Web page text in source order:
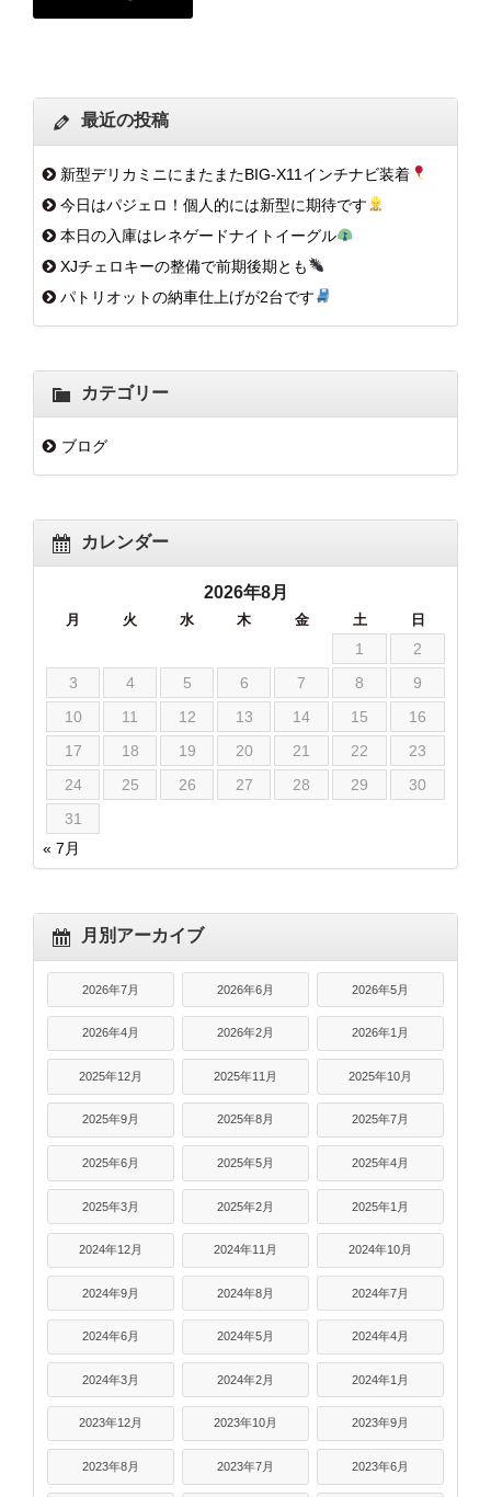
最近の投稿
新型デリカミニにまたまたBIG-X11インチナビ装着
今日はパジェロ！個人的には新型に期待です
本日の入庫はレネゲードナイトイーグル
XJチェロキーの整備で前期後期とも
パトリオットの納車仕上げが2台です
カテゴリー
ブログ
カレンダー
2026年8月
月 火 水 木 金 土 日
1
2
3
4 5 6 7 8
9
10
11 12 13 14 15
16
17
18 19 20 21 22
23
24
25 26 27 28 29
30
31
« 7月
月別アーカイブ
2026年7月 2026年6月 2026年5月
2026年4月 2026年2月 2026年1月
2025年12月 2025年11月 2025年10月
2025年9月 2025年8月 2025年7月
2025年6月 2025年5月 2025年4月
2025年3月 2025年2月 2025年1月
2024年12月 2024年11月 2024年10月
2024年9月 2024年8月 2024年7月
2024年6月 2024年5月 2024年4月
2024年3月 2024年2月 2024年1月
2023年12月 2023年10月 2023年9月
2023年8月 2023年7月 2023年6月